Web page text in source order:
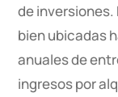
de
bien ubicadas
anuales de
ingresos por